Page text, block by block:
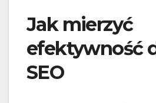
Jak mierzyć
efektywność
SEO